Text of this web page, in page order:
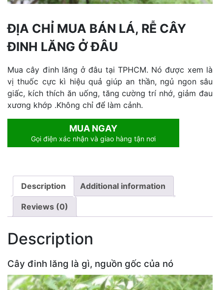
ĐỊA CHỈ MUA BÁN LÁ, RỄ CÂY
ĐINH LĂNG Ở ĐÂU
Mua cây đinh lăng ở đâu tại TPHCM. Nó được xem là
vị thuốc cực kì hiệu quả giúp an thần, ngủ ngon sâu
giấc, kích thích ăn uống, tăng cường trí nhớ, giảm đau
xương khớp .Không chỉ để làm cảnh.
MUA NGAY
Gọi điện xác nhận và giao hàng tận nơi
Description Additional information
Reviews (0)
Description
Cây đinh lăng là gì, nguồn gốc của nó